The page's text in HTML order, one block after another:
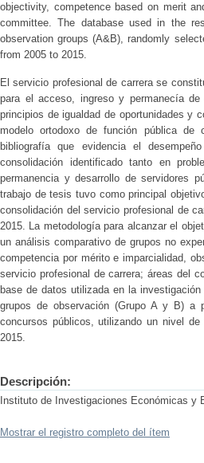
objectivity, competence based on merit
committee. The database used in the
observation groups (A&B), randomly
from 2005 to 2015.
El servicio profesional de carrera se
para el acceso, ingreso y permanecía
principios de igualdad de oportunidades y
modelo ortodoxo de función pública
bibliografía que evidencia el
consolidación identificado tanto en
permanencia y desarrollo de servidores
trabajo de tesis tuvo como principal
consolidación del servicio profesional de
2015. La metodología para alcanzar el
un análisis comparativo de grupos no
competencia por mérito e imparcialidad,
servicio profesional de carrera; áreas del
base de datos utilizada en la
grupos de observación (Grupo A y B) a
concursos públicos, utilizando un nivel
2015.
Descripción:
Instituto de Investigaciones Económicas
Mostrar el registro completo del ítem